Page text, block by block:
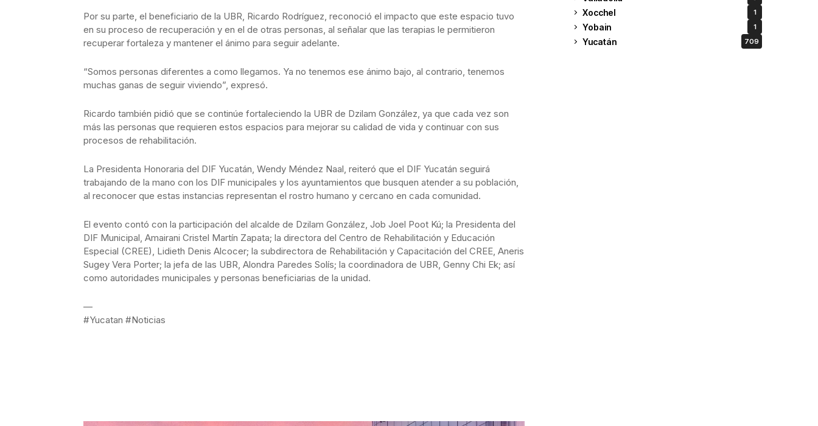
Por su parte, el beneficiario de la UBR, Ricardo Rodríguez, reconoció el impacto que este espacio tuvo
en su proceso de recuperación y en el de otras personas, al señalar que las terapias le permitieron
recuperar fortaleza y mantener el ánimo para seguir adelante.
“Somos personas diferentes a como llegamos. Ya no tenemos ese ánimo bajo, al contrario, tenemos
muchas ganas de seguir viviendo”, expresó.
Ricardo también pidió que se continúe fortaleciendo la UBR de Dzilam González, ya que cada vez son
más las personas que requieren estos espacios para mejorar su calidad de vida y continuar con sus
procesos de rehabilitación.
La Presidenta Honoraria del DIF Yucatán, Wendy Méndez Naal, reiteró que el DIF Yucatán seguirá
trabajando de la mano con los DIF municipales y los ayuntamientos que busquen atender a su población,
al reconocer que estas instancias representan el rostro humano y cercano en cada comunidad.
El evento contó con la participación del alcalde de Dzilam González, Job Joel Poot Kú; la Presidenta del
DIF Municipal, Amairani Cristel Martín Zapata; la directora del Centro de Rehabilitación y Educación
Especial (CREE), Lidieth Denis Alcocer; la subdirectora de Rehabilitación y Capacitación del CREE, Aneris
Sugey Vera Porter; la jefa de las UBR, Alondra Paredes Solís; la coordinadora de UBR, Genny Chi Ek; así
como autoridades municipales y personas beneficiarias de la unidad.
—
#Yucatan #Noticias
Xocchel 1
Yobain 1
Yucatán 709